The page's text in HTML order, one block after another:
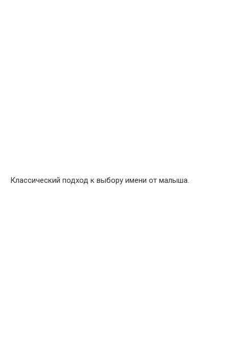
Классический подход к выбору имени от малыша.